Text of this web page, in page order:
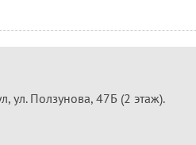
ул. Ползунова, 47Б (2 этаж).